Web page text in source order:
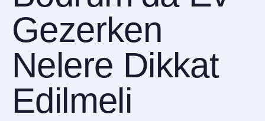
Gezerken
Nelere Dikkat
Edilmeli
8. Otopark ve Garaj İmkanları
Araçlar İçin Yeterli Alan Var mı?
9. İnşaat Kalitesi ve Malzeme
Uzun Ömürlü Yapılar
10. Hisler ve Ortam
İçgüdülerinize Güvenin